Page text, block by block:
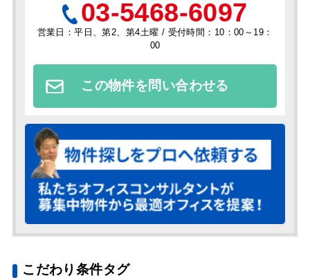
03-5468-6097
営業日：平日、第2、第4土曜 / 受付時間：10：00～19：
00
この物件を問い合わせる
こだわり条件タグ